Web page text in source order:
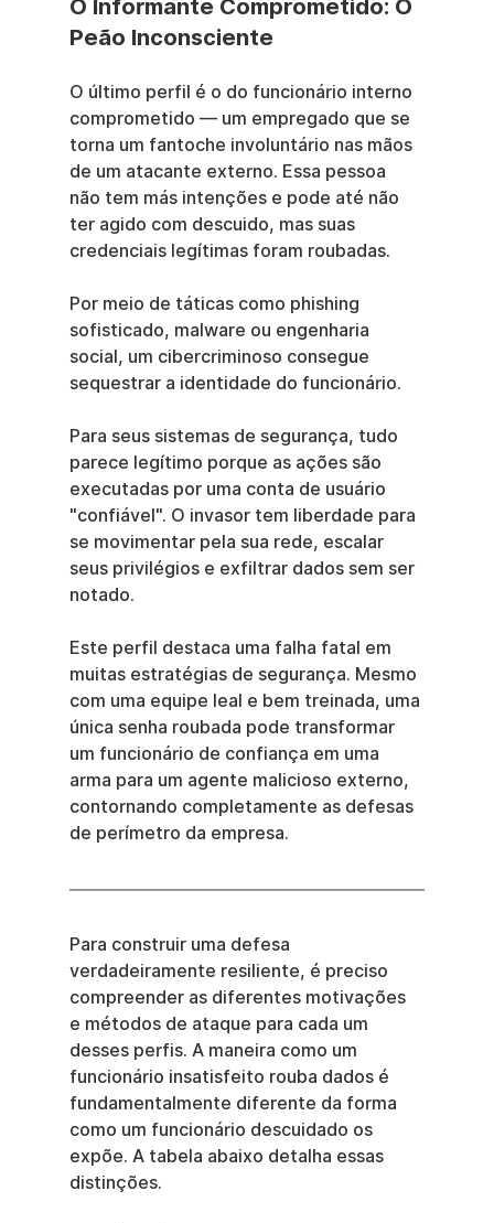
O Informante Comprometido: O
Peão Inconsciente
O último perfil é o do funcionário interno
comprometido — um empregado que se
torna um fantoche involuntário nas mãos
de um atacante externo. Essa pessoa
não tem más intenções e pode até não
ter agido com descuido, mas suas
credenciais legítimas foram roubadas.
Por meio de táticas como phishing
sofisticado, malware ou engenharia
social, um cibercriminoso consegue
sequestrar a identidade do funcionário.
Para seus sistemas de segurança, tudo
parece legítimo porque as ações são
executadas por uma conta de usuário
"confiável". O invasor tem liberdade para
se movimentar pela sua rede, escalar
seus privilégios e exfiltrar dados sem ser
notado.
Este perfil destaca uma falha fatal em
muitas estratégias de segurança. Mesmo
com uma equipe leal e bem treinada, uma
única senha roubada pode transformar
um funcionário de confiança em uma
arma para um agente malicioso externo,
contornando completamente as defesas
de perímetro da empresa.
Para construir uma defesa
verdadeiramente resiliente, é preciso
compreender as diferentes motivações
e métodos de ataque para cada um
desses perfis. A maneira como um
funcionário insatisfeito rouba dados é
fundamentalmente diferente da forma
como um funcionário descuidado os
expõe. A tabela abaixo detalha essas
distinções.